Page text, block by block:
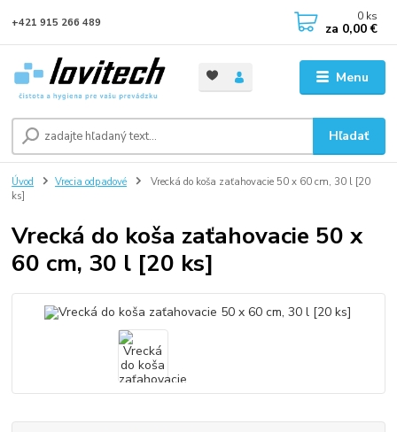
Menu
Hľadať
+421 915 266 489 0 ks
za 0,00 €
Úvod Vrecia odpadové
Vrecká do koša zaťahovacie 50 x 60 cm, 30 l [20
ks]
Vrecká do koša zaťahovacie 50 x
60 cm, 30 l [20 ks]